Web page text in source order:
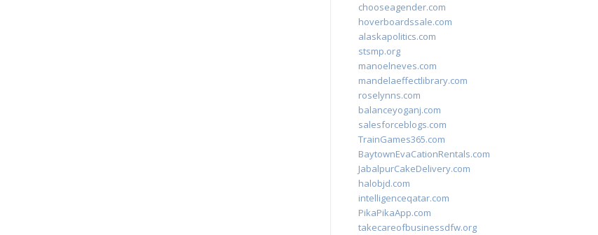
chooseagender.com
hoverboardssale.com
alaskapolitics.com
stsmp.org
manoelneves.com
mandelaeffectlibrary.com
roselynns.com
balanceyoganj.com
salesforceblogs.com
TrainGames365.com
BaytownEvaCationRentals.com
JabalpurCakeDelivery.com
halobjd.com
intelligenceqatar.com
PikaPikaApp.com
takecareofbusinessdfw.org